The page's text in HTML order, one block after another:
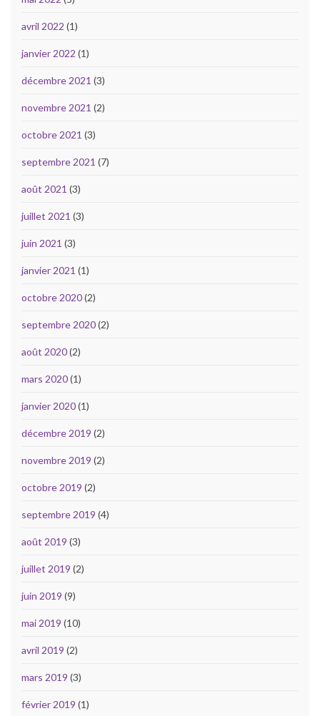
avril 2022 (1)
janvier 2022 (1)
décembre 2021 (3)
novembre 2021 (2)
octobre 2021 (3)
septembre 2021 (7)
août 2021 (3)
juillet 2021 (3)
juin 2021 (3)
janvier 2021 (1)
octobre 2020(2)
septembre 2020(2)
août 2020(2)
mars 2020(1)
janvier 2020(1)
décembre 2019 (2)
novembre 2019 (2)
octobre 2019 (2)
septembre 2019 (4)
août 2019 (3)
juillet 2019 (2)
juin 2019 (9)
mai 2019 (10)
avril 2019 (2)
mars 2019 (3)
février 2019 (1)